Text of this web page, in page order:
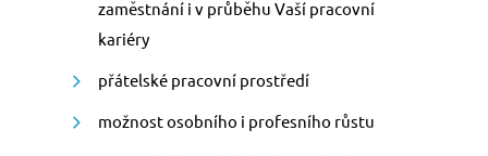
zaměstnání i v průběhu Vaší pracovní
kariéry
přátelské pracovní prostředí
možnost osobního i profesního růstu